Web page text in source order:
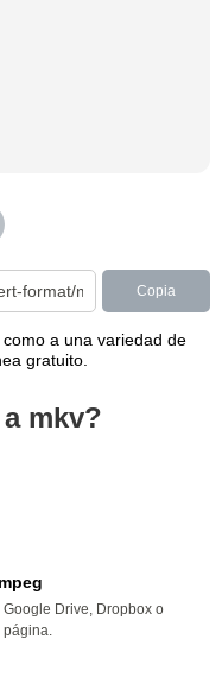
Copia
a una variedad de
gratuito.
mkv?
Drive, Dropbox o
página.